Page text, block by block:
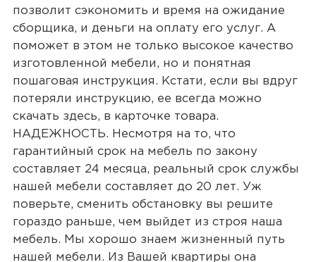
позволит сэкономить и время на ожидание
сборщика, и деньги на оплату его услуг. А
поможет в этом не только высокое качество
изготовленной мебели, но и понятная
пошаговая инструкция. Кстати, если вы вдруг
потеряли инструкцию, ее всегда можно
скачать здесь, в карточке товара.
НАДЕЖНОСТЬ. Несмотря на то, что
гарантийный срок на мебель по закону
составляет 24 месяца, реальный срок службы
нашей мебели составляет до 20 лет. Уж
поверьте, сменить обстановку вы решите
гораздо раньше, чем выйдет из строя наша
мебель. Мы хорошо знаем жизненный путь
нашей мебели. Из Вашей квартиры она